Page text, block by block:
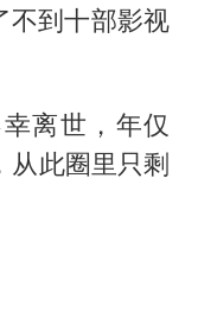
不到十部影视
离世，年仅
从此圈里只剩